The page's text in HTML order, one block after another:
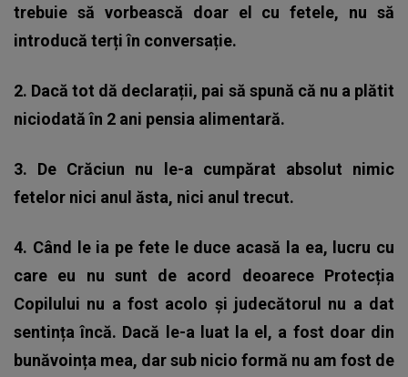
trebuie să vorbească doar el cu fetele, nu să
introducă terți în conversație.
2. Dacă tot dă declarații, pai să spună că nu a plătit
niciodată în 2 ani pensia alimentară.
3. De Crăciun nu le-a cumpărat absolut nimic
fetelor nici anul ăsta, nici anul trecut.
4. Când le ia pe fete le duce acasă la ea, lucru cu
care eu nu sunt de acord deoarece Protecția
Copilului nu a fost acolo și judecătorul nu a dat
sentința încă. Dacă le-a luat la el, a fost doar din
bunăvoința mea, dar sub nicio formă nu am fost de